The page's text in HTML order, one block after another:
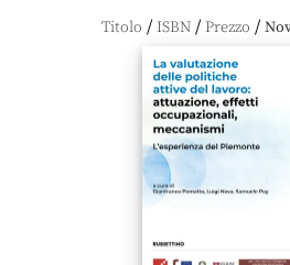
Titolo / ISBN / Prezzo /